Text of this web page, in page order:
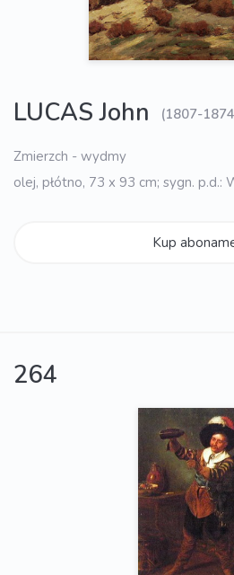
LUCAS John (1807-
Zmierzch - wydmy
olej, płótno, 73 x 93 cm; sygn. p.d.:
Kup
264